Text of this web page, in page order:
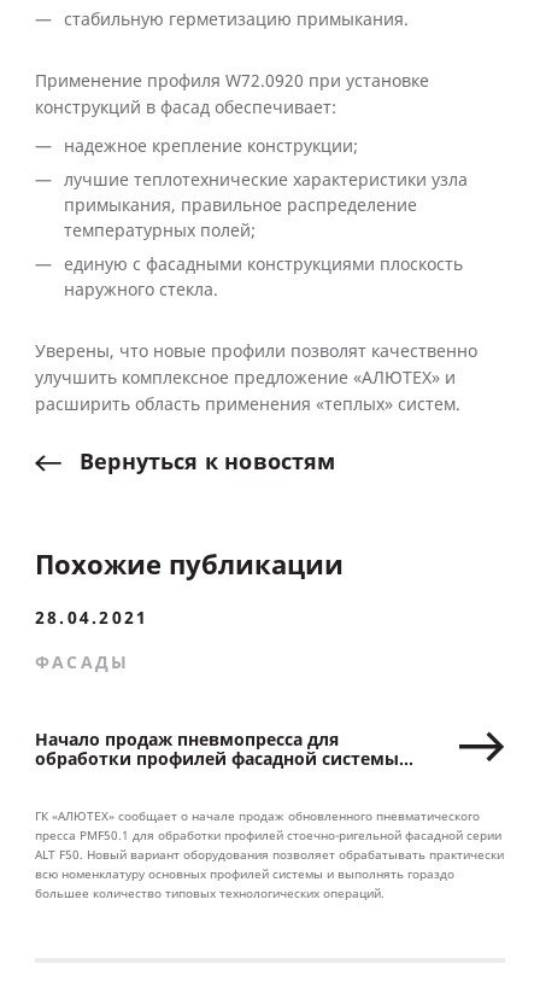
стабильную герметизацию примыкания.
Применение профиля W72.0920 при установке
конструкций в фасад обеспечивает:
надежное крепление конструкции;
лучшие теплотехнические характеристики узла
примыкания, правильное распределение
температурных полей;
единую с фасадными конструкциями плоскость
наружного стекла.
Уверены, что новые профили позволят качественно
улучшить комплексное предложение «АЛЮТЕХ» и
расширить область применения «теплых» систем.
Вернуться к новостям
Похожие публикации
28.04.2021
ФАСАДЫ
Начало продаж пневмопресса для
обработки профилей фасадной системы
ГК «АЛЮТЕХ» сообщает о начале продаж обновленного пневматического
пресса PMF50.1 для обработки профилей стоечно-ригельной фасадной серии
ALT F50. Новый вариант оборудования позволяет обрабатывать практически
всю номенклатуру основных профилей системы и выполнять гораздо
большее количество типовых технологических операций.